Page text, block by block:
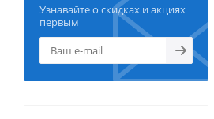
Узнавайте о скидках и акциях
первым